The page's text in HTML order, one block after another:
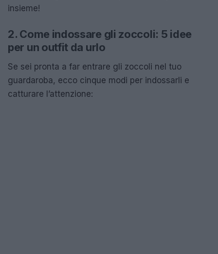
insieme!
2. Come indossare gli zoccoli: 5 idee
per un outfit da urlo
Se sei pronta a far entrare gli zoccoli nel tuo
guardaroba, ecco cinque modi per indossarli e
catturare l’attenzione: